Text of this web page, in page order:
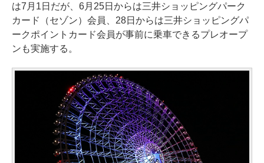
は7月1日だが、6月25日からは三井ショッピングパーク
カード（セゾン）会員、28日からは三井ショッピングパ
ークポイントカード会員が事前に乗車できるプレオープ
ンも実施する。